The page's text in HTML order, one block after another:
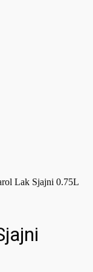
Lak Sjajni 0.75L